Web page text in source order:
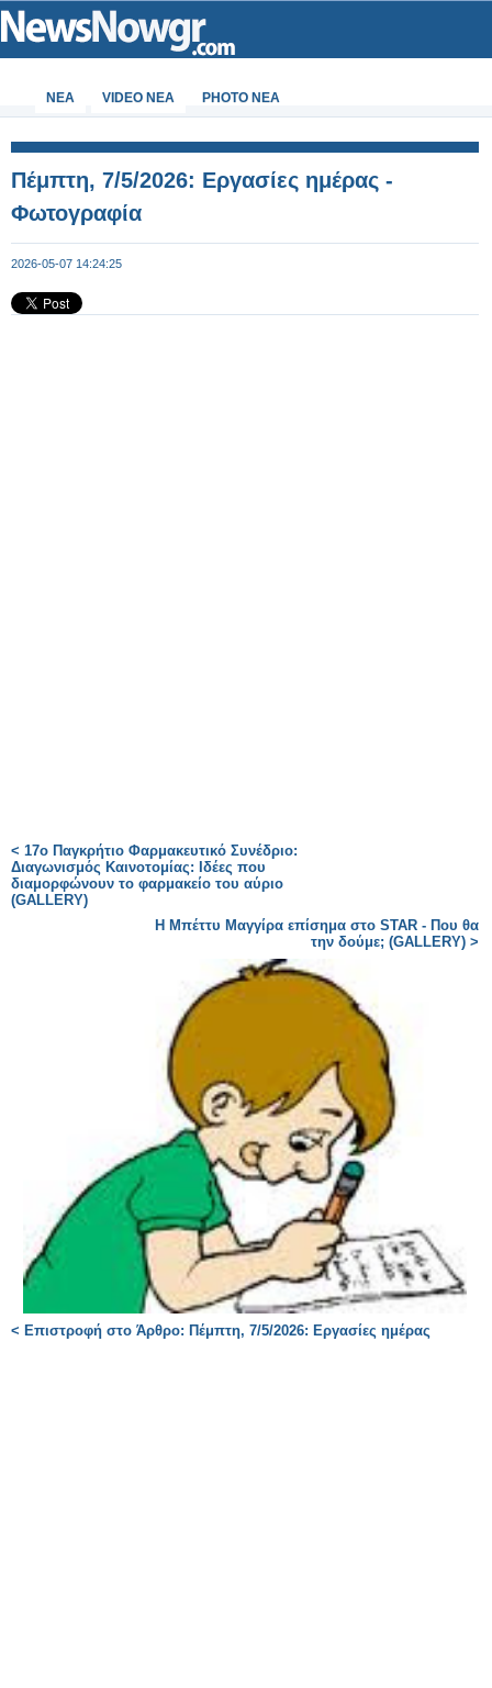
ΝΕΑ VIDEO NEA PHOTO NEA
Πέμπτη, 7/5/2026: Εργασίες ημέρας -
Φωτογραφία
2026-05-07 14:24:25
< 17ο Παγκρήτιο Φαρμακευτικό Συνέδριο:
Διαγωνισμός Καινοτομίας: Ιδέες που
διαμορφώνουν το φαρμακείο του αύριο
(GALLERY)
Η Μπέττυ Μαγγίρα επίσημα στο STAR - Που θα
την δούμε; (GALLERY) >
< Επιστροφή στο Άρθρο: Πέμπτη, 7/5/2026: Εργασίες ημέρας